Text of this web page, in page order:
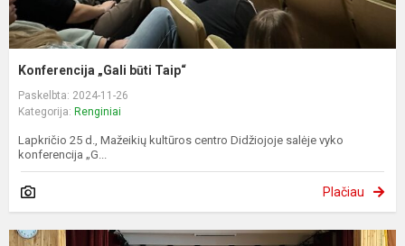
Konferencija „Gali būti Taip“
Paskelbta: 2024-11-26
Kategorija: Renginiai
Lapkričio 25 d., Mažeikių kultūros centro Didžiojoje salėje vyko
konferencija „G...
Plačiau